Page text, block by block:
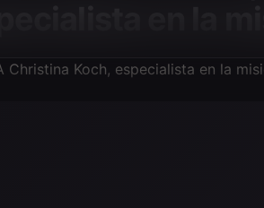
en la